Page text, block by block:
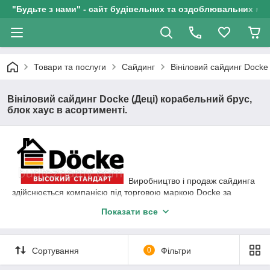
"Будьте з нами" - сайт будівельних та оздоблювальних
Товари та послуги Сайдинг Вініловий сайдинг
Вініловий сайдинг Docke (Деці) корабельний брус,
блок хаус в асортименті.
Виробництво і продаж сайдинга
здійснюється компанією під торговою маркою Docke за
Systemlosungen Gmbh», Берлін, Німеччина.
Показати все
Сортування 0 Фільтри